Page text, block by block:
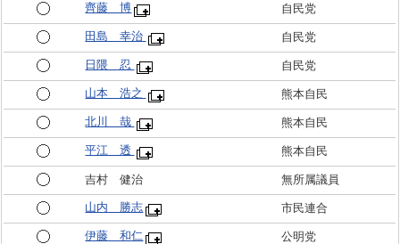
齊藤 博 自民党
田島 幸治 自民党
日隈 忍 自民党
山本 浩之 熊本自民
北川 哉 熊本自民
平江 透 熊本自民
吉村 健治 無所属議員
山内 勝志 市民連合
伊藤 和仁 公明党